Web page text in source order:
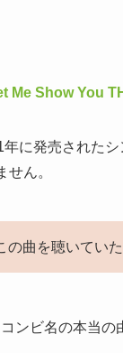
Me Show You
に発売された
ん。
の曲を聴いてい
ンビ名の本当